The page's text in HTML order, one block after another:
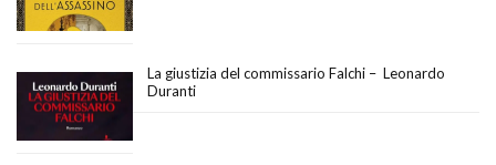
La giustizia del commissario Falchi – Leonardo
Duranti